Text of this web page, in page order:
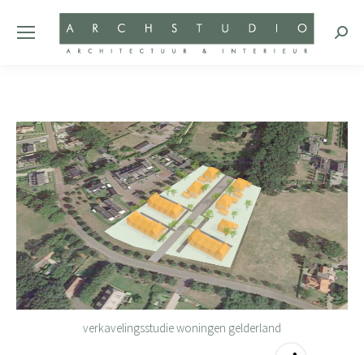
verkavelingsstudie woningen gelderland